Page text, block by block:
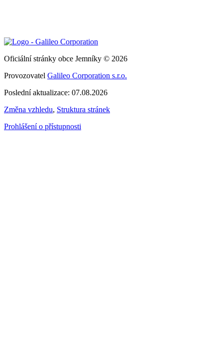
Oficiální stránky obce Jemníky © 2026
Provozovatel Galileo Corporation s.r.o.
Poslední aktualizace: 07.08.2026
Změna vzhledu, Struktura stránek
Prohlášení o přístupnosti